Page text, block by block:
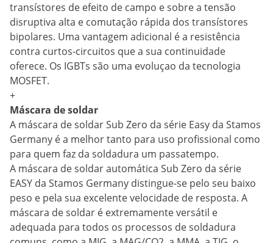
transístores de efeito de campo e sobre a tensão
disruptiva alta e comutação rápida dos transístores
bipolares. Uma vantagem adicional é a resistência
contra curtos-circuitos que a sua continuidade
oferece. Os IGBTs são uma evoluçao da tecnologia
MOSFET.
+
Máscara de soldar
A máscara de soldar Sub Zero da série Easy da Stamos
Germany é a melhor tanto para uso profissional como
para quem faz da soldadura um passatempo.
A máscara de soldar automática Sub Zero da série
EASY da Stamos Germany distingue-se pelo seu baixo
peso e pela sua excelente velocidade de resposta. A
máscara de soldar é extremamente versátil e
adequada para todos os processos de soldadura